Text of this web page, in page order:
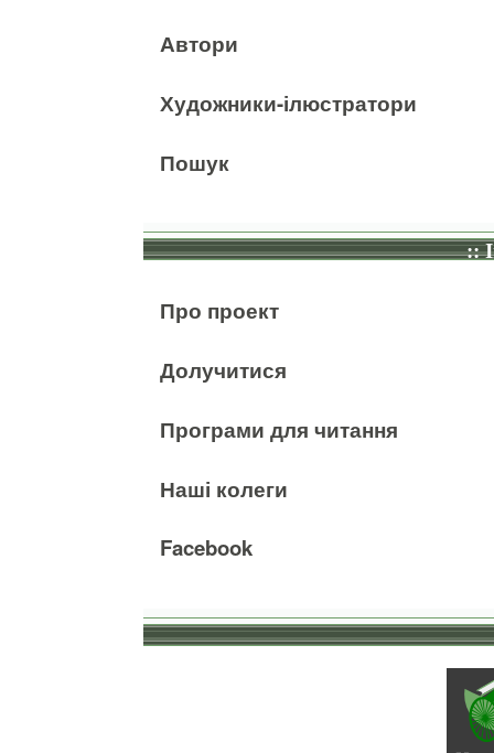
Автори
Художники-ілюстратори
Пошук
::
Про проект
Долучитися
Програми для читання
Наші колеги
Facebook